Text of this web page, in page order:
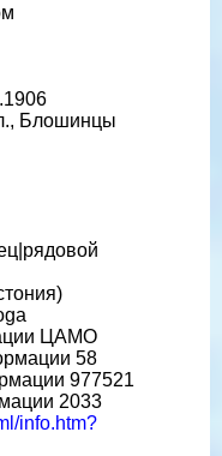
Блошинцы
ЦАМО
58
977521
2033
info.htm?